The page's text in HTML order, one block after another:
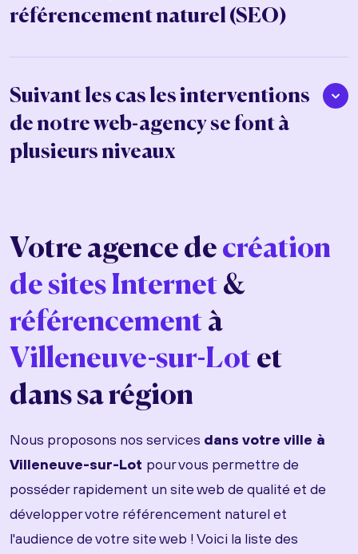
référencement naturel (SEO)
Suivant les cas les interventions
de notre web-agency se font à
plusieurs niveaux
Votre agence de création
de sites Internet &
référencement à
Villeneuve-sur-Lot et
dans sa région
Nous proposons nos services dans votre ville à
Villeneuve-sur-Lot pour vous permettre de
posséder rapidement un site web de qualité et de
développer votre référencement naturel et
l'audience de votre site web ! Voici la liste des